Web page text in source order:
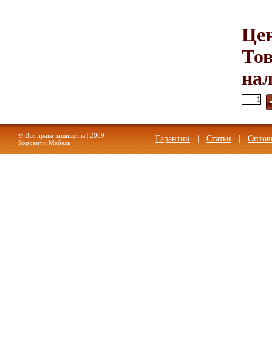
© Все права защищены | 2009
Боровичи Мебель
Гарантии Статьи